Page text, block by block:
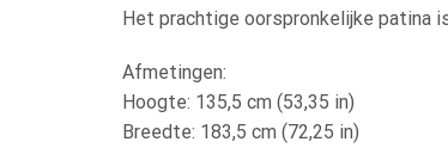
Het prachtige oorspronkelijke patina
Afmetingen:
Hoogte: 135,5 cm (53,35 in)
Breedte: 183,5 cm (72,25 in)